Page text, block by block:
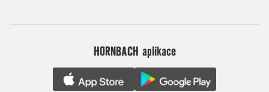
HORNBACH aplikace